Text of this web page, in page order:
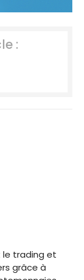
:
le trading et
grâce à